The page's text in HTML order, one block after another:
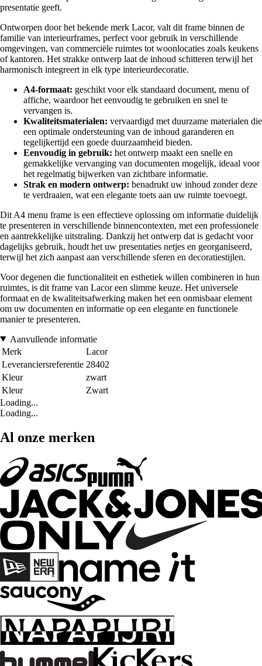
presentatie geeft.
Ontworpen door het bekende merk Lacor, valt dit frame binnen de
familie van interieurframes, perfect voor gebruik in verschillende
omgevingen, van commerciële ruimtes tot woonlocaties zoals keukens
of kantoren. Het strakke ontwerp laat de inhoud schitteren terwijl het
harmonisch integreert in elk type interieurdecoratie.
A4-formaat: geschikt voor elk standaard document, menu of
affiche, waardoor het eenvoudig te gebruiken en snel te
vervangen is.
Kwaliteitsmaterialen: vervaardigd met duurzame materialen die
een optimale ondersteuning van de inhoud garanderen en
tegelijkertijd een goede duurzaamheid bieden.
Eenvoudig in gebruik: het ontwerp maakt een snelle en
gemakkelijke vervanging van documenten mogelijk, ideaal voor
het regelmatig bijwerken van zichtbare informatie.
Strak en modern ontwerp: benadrukt uw inhoud zonder deze
te verdraaien, wat een elegante toets aan uw ruimte toevoegt.
Dit A4 menu frame is een effectieve oplossing om informatie duidelijk
te presenteren in verschillende binnencontexten, met een professionele
en aantrekkelijke uitstraling. Dankzij het ontwerp dat is gedacht voor
dagelijks gebruik, houdt het uw presentaties netjes en georganiseerd,
terwijl het zich aanpast aan verschillende sferen en decoratiestijlen.
Voor degenen die functionaliteit en esthetiek willen combineren in hun
ruimtes, is dit frame van Lacor een slimme keuze. Het universele
formaat en de kwaliteitsafwerking maken het een onmisbaar element
om uw documenten en informatie op een elegante en functionele
manier te presenteren.
Aanvullende informatie
Merk
Lacor
Leveranciersreferentie 28402
Kleur
zwart
Kleur
Zwart
Loading...
Loading...
Al onze merken